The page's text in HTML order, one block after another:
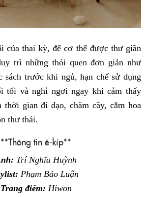
của thai kỳ, để cơ thể được thư giãn
trì những thói quen đơn giản như
sách trước khi ngủ, hạn chế sử dụng
tối và nghỉ ngơi ngay khi cảm thấy
thời gian đi dạo, chăm cây, cắm hoa
thư thái.
**Thông tin ê-kíp**
Trí Nghĩa Huỳnh
Phạm Bảo Luận
Trang điểm: Hiwon